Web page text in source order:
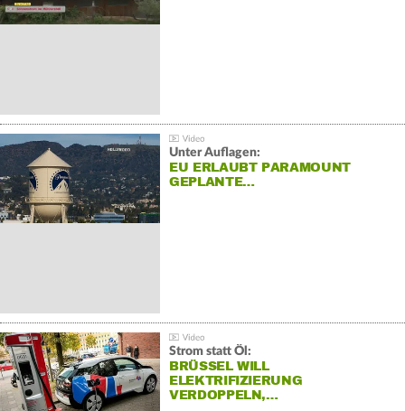
Unter Auflagen:
EU ERLAUBT PARAMOUNT
GEPLANTE…
Strom statt Öl:
BRÜSSEL WILL
ELEKTRIFIZIERUNG
VERDOPPELN,…